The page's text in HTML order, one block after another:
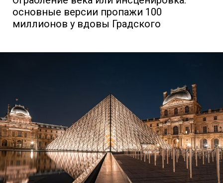
основные версии пропажи 100
миллионов у вдовы Градского